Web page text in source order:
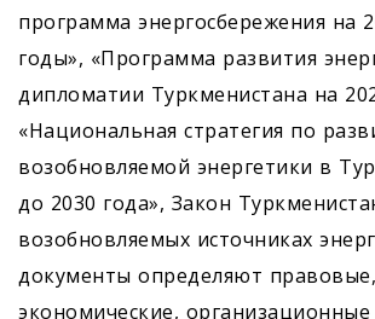
программа энергосбережения на
годы», «Программа развития
дипломатии Туркменистана на
«Национальная стратегия по
возобновляемой энергетики в
до 2030 года», Закон
возобновляемых источниках
документы определяют правовые,
экономические,